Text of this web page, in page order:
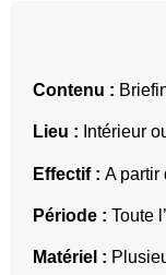
Contenu :
Lieu : Intérieur
Effectif : A partir
Période : Toute
Matériel :